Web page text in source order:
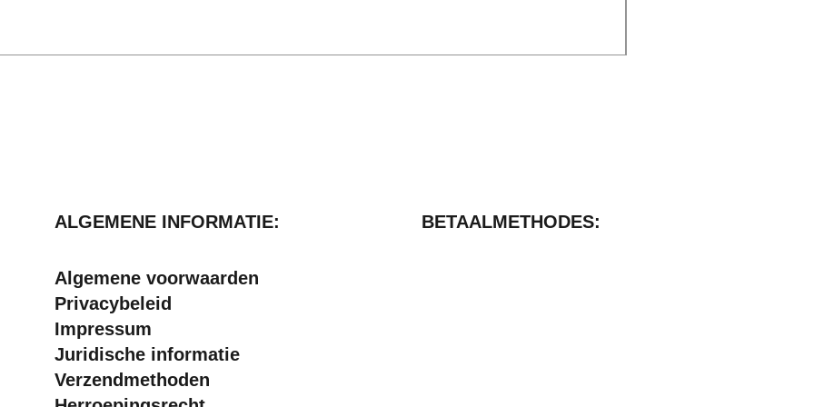
ALGEMENE INFORMATIE:
Algemene voorwaarden
Privacybeleid
Impressum
Juridische informatie
Verzendmethoden
BETAALMETHODES: